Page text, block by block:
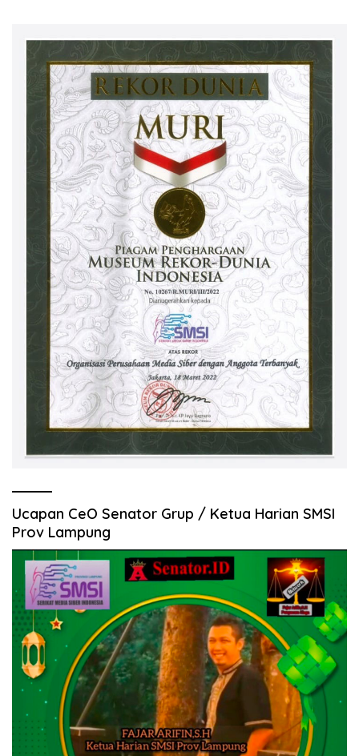
Ucapan CeO Senator Grup / Ketua Harian SMSI
Prov Lampung